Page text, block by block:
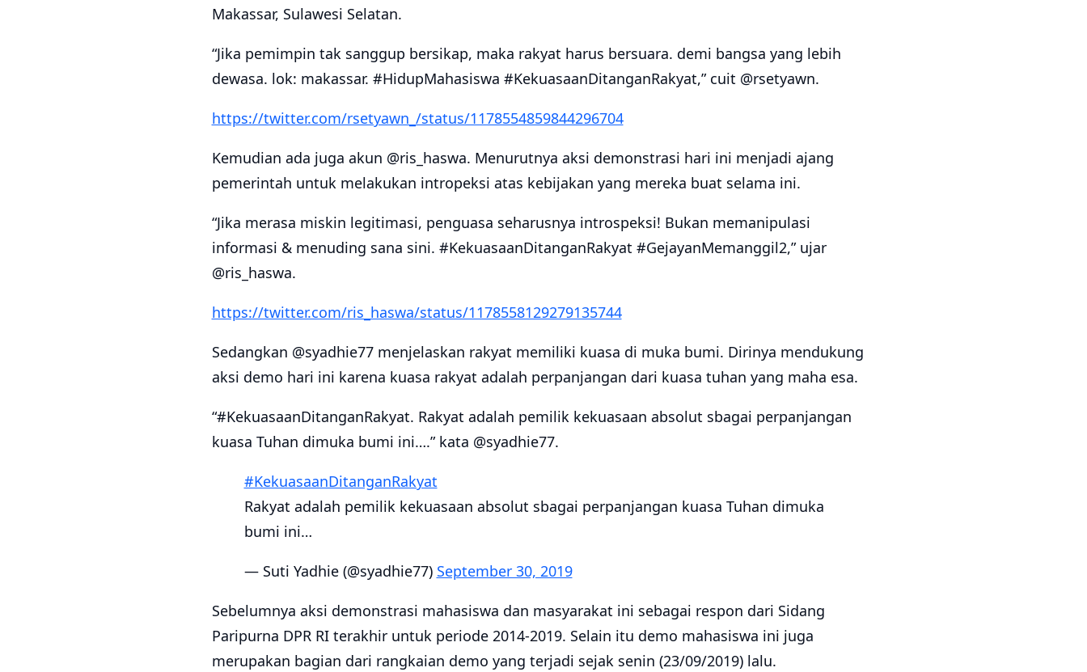
Makassar, Sulawesi Selatan.
“Jika pemimpin tak sanggup bersikap, maka rakyat harus bersuara. demi bangsa yang lebih
dewasa. lok: makassar. #HidupMahasiswa #KekuasaanDitanganRakyat,” cuit @rsetyawn.
https://twitter.com/rsetyawn_/status/1178554859844296704
Kemudian ada juga akun @ris_haswa. Menurutnya aksi demonstrasi hari ini menjadi ajang
pemerintah untuk melakukan intropeksi atas kebijakan yang mereka buat selama ini.
“Jika merasa miskin legitimasi, penguasa seharusnya introspeksi! Bukan memanipulasi
informasi & menuding sana sini. #KekuasaanDitanganRakyat #GejayanMemanggil2,” ujar
@ris_haswa.
https://twitter.com/ris_haswa/status/1178558129279135744
Sedangkan @syadhie77 menjelaskan rakyat memiliki kuasa di muka bumi. Dirinya mendukung
aksi demo hari ini karena kuasa rakyat adalah perpanjangan dari kuasa tuhan yang maha esa.
“#KekuasaanDitanganRakyat. Rakyat adalah pemilik kekuasaan absolut sbagai perpanjangan
kuasa Tuhan dimuka bumi ini….” kata @syadhie77.
#KekuasaanDitanganRakyat
Rakyat adalah pemilik kekuasaan absolut sbagai perpanjangan kuasa Tuhan dimuka
bumi ini…
— Suti Yadhie (@syadhie77) September 30, 2019
Sebelumnya aksi demonstrasi mahasiswa dan masyarakat ini sebagai respon dari Sidang
Paripurna DPR RI terakhir untuk periode 2014-2019. Selain itu demo mahasiswa ini juga
merupakan bagian dari rangkaian demo yang terjadi sejak senin (23/09/2019) lalu.